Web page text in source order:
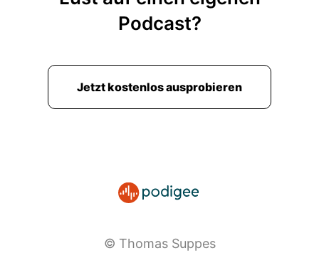
Podcast?
Jetzt kostenlos ausprobieren
© Thomas Suppes